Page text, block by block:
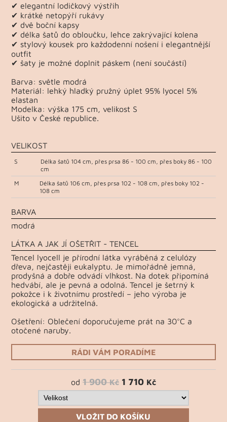
✔ elegantní lodičkový výstřih
✔ krátké netopýří rukávy
✔ dvě boční kapsy
✔ délka šatů do obloučku, lehce zakrývající kolena
✔ stylový kousek pro každodenní nošení i elegantnější
outfit
✔ šaty je možné doplnit páskem (není součástí)
Barva: světle modrá
Materiál: lehký hladký pružný úplet 95% lyocel 5%
elastan
Modelka: výška 175 cm, velikost S
Ušito v České republice.
VELIKOST
S
Délka šatů 104 cm, přes prsa 86 - 100 cm, přes boky 86 - 100
cm
M
Délka šatů 106 cm, přes prsa 102 - 108 cm, přes boky 102 -
108 cm
BARVA
modrá
LÁTKA A JAK JÍ OŠETŘIT - TENCEL
Tencel lyocell je přírodní látka vyráběná z celulózy
dřeva, nejčastěji eukalyptu. Je mimořádně jemná,
prodyšná a dobře odvádí vlhkost. Na dotek připomíná
hedvábí, ale je pevná a odolná. Tencel je šetrný k
pokožce i k životnímu prostředí – jeho výroba je
ekologická a udržitelná.
Ošetření: Oblečení doporučujeme prát na 30°C a
otočené naruby.
RÁDI VÁM PORADÍME
od 1 900 Kč 1 710 Kč
VLOŽIT DO KOŠÍKU